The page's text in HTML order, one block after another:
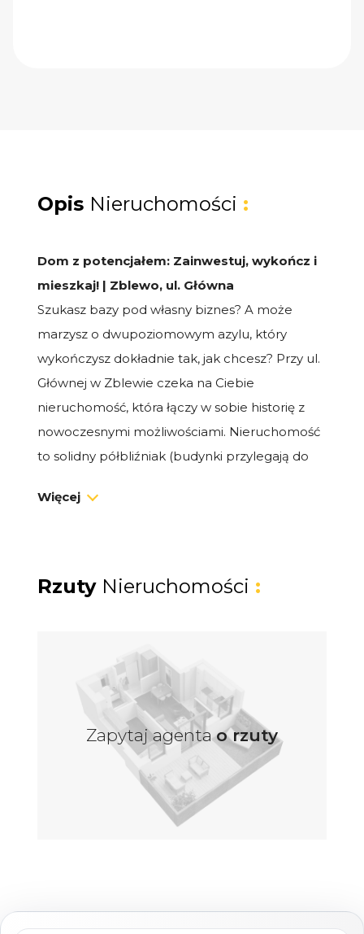
Opis Nieruchomości :
Dom z potencjałem: Zainwestuj, wykończ i
mieszkaj! | Zblewo, ul. Główna
Szukasz bazy pod własny biznes? A może
marzysz o dwupoziomowym azylu, który
wykończysz dokładnie tak, jak chcesz? Przy ul.
Głównej w Zblewie czeka na Ciebie
nieruchomość, która łączy w sobie historię z
nowoczesnymi możliwościami. Nieruchomość
to solidny półbliźniak (budynki przylegają do
osobne wejścia, co gwarantuje pełną
jego funkcjonalność i potencjał inwestycyjny!
Powierzchnia domu: 117 m² powierzchni pełnej
możliwości.
Numer działki: 376/1
Powierzchnia działki: 208 m²
Układ: 5 pokoi, 2 łazienki, dwa niezależne
poziomy, dwie części domu
Więcej
Rzuty Nieruchomości :
Zapytaj agentao rzuty